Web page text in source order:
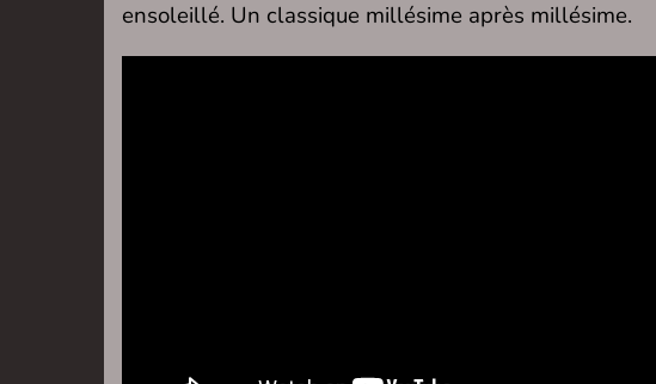
ensoleillé. Un classique millésime après millésime.